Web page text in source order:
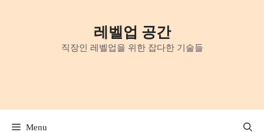
레벨업 공간
직장인 레벨업을 위한 잡다한 기술들
Menu